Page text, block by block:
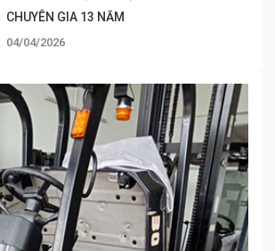
CHUYÊN GIA 13 NĂM
04/04/2026